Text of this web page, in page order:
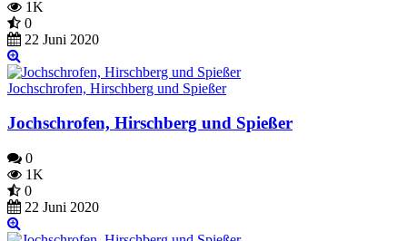
1K
0
22 Juni 2020
Jochschrofen, Hirschberg und Spießer
Jochschrofen, Hirschberg und Spießer
0
1K
0
22 Juni 2020